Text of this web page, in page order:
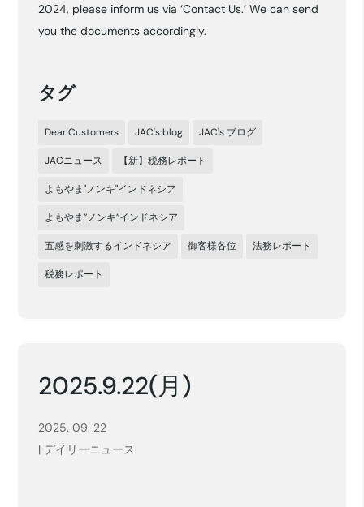
ブ
2024, please inform us via ‘Contact Us.’ We can send
you the documents accordingly.
タグ
Dear Customers JAC's blog JAC's ブログ
JACニュース 【新】税務レポート
よもやま"ノンキ"インドネシア
よもやま”ノンキ”インドネシア
五感を刺激するインドネシア 御客様各位 法務レポート
税務レポート
2025.9.22(月)
2025. 09. 22
|デイリーニュース